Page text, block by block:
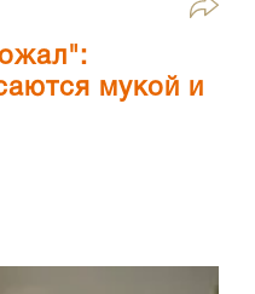
мукой и